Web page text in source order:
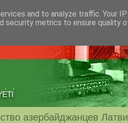
азербайджанцев
and to analyze traffic. Your
security metrics to ensure quality